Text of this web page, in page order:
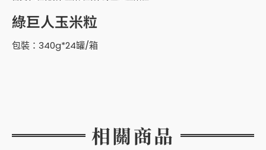
綠巨人玉米粒
包裝：340g*24罐/箱
相關商品